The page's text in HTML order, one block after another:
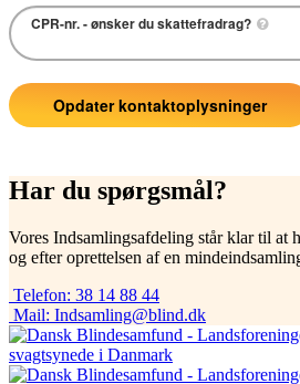
Har du spørgsmål?
Vores Indsamlingsafdeling står klar til at
og efter oprettelsen af en
Telefon: 38 14 88 44
Mail: Indsamling@blind.dk